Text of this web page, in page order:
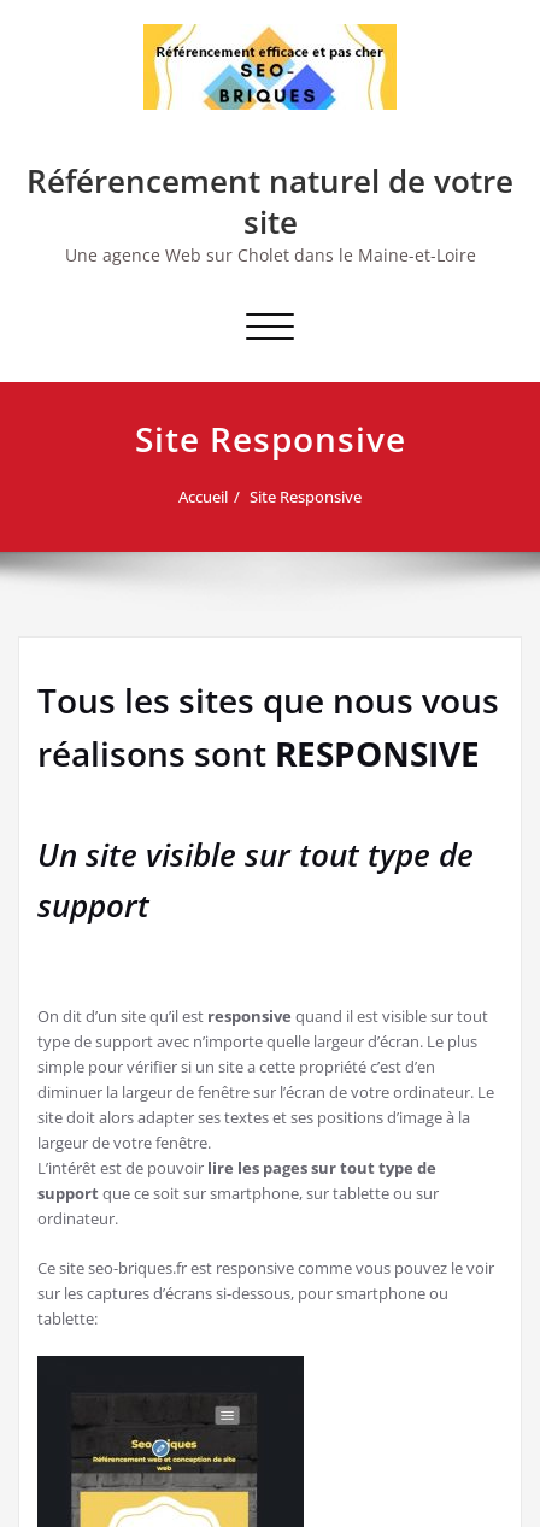
Référencement naturel de votre
site
Une agence Web sur Cholet dans le Maine-et-Loire
Afficher/masquer
navigation
Site Responsive
Accueil Site Responsive
Tous les sites que nous vous
réalisons sont RESPONSIVE
Un site visible sur tout type de
support
On dit d’un site qu’il est responsive quand il est visible sur tout
type de support avec n’importe quelle largeur d’écran. Le plus
simple pour vérifier si un site a cette propriété c’est d’en
diminuer la largeur de fenêtre sur l’écran de votre ordinateur. Le
site doit alors adapter ses textes et ses positions d’image à la
largeur de votre fenêtre.
L’intérêt est de pouvoir lire les pages sur tout type de
supportque ce soit sur smartphone, sur tablette ou sur
ordinateur.
Ce site seo-briques.fr est responsive comme vous pouvez le voir
sur les captures d’écrans si-dessous, pour smartphone ou
tablette: